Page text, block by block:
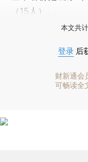
（15人）。
本文共
登录 后
财新通会
可畅读全